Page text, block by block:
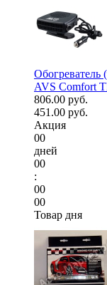
Обогреватель
AVS Comfort
806.00 руб.
451.00 руб.
Акция
00
дней
00
:
00
00
Товар дня